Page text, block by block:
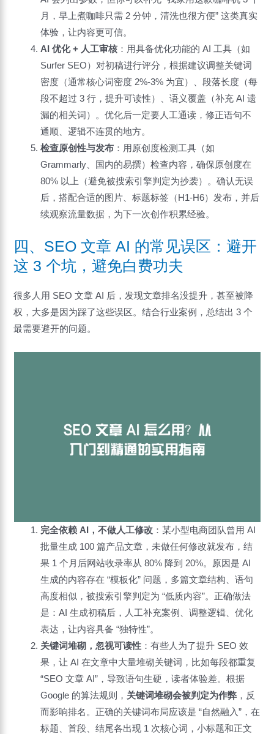
月，早上煮咖啡只需 2 分钟，清洗也很方便” 这类真实
体验，让内容更可信。
AI 优化 + 人工审核 ：用具备优化功能的 AI 工具（如
Surfer SEO）对初稿进行评分，根据建议调整关键词
密度（通常核心词密度 2%-3% 为宜）、段落长度（每
段不超过 3 行，提升可读性）、语义覆盖（补充 AI 遗
漏的相关词）。优化后一定要人工通读，修正语句不
通顺、逻辑不连贯的地方。
检查原创性与发布 ：用原创度检测工具（如
Grammarly、国内的易撰）检查内容，确保原创度在
80% 以上（避免被搜索引擎判定为抄袭）。确认无误
后，搭配合适的图片、标题标签（H1-H6）发布，并后
续观察流量数据，为下一次创作积累经验。
四、SEO 文章 AI 的常见误区：避开
这 3 个坑，避免白费功夫
很多人用 SEO 文章 AI 后，发现文章排名没提升，甚至被降
权，大多是因为踩了这些误区。结合行业案例，总结出 3 个
最需要避开的问题。
完全依赖 AI，不做人工修改 ：某小型电商团队曾用 AI
批量生成 100 篇产品文章，未做任何修改就发布，结
果 1 个月后网站收录率从 80% 降到 20%。原因是 AI
生成的内容存在 “模板化” 问题，多篇文章结构、语句
高度相似，被搜索引擎判定为 “低质内容”。正确做法
是：AI 生成初稿后，人工补充案例、调整逻辑、优化
表达，让内容具备 “独特性”。
关键词堆砌，忽视可读性 ：有些人为了提升 SEO 效
果，让 AI 在文章中大量堆砌关键词，比如每段都重复
“SEO 文章 AI”，导致语句生硬，读者体验差。根据
Google 的算法规则， 关键词堆砌会被判定为作弊 ，反
而影响排名。正确的关键词布局应该是 “自然融入”，在
标题、首段、结尾各出现 1 次核心词，小标题和正文